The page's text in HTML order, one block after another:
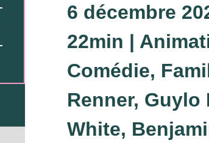
6 décembre
22min |
Comédie,
Renner, Guylo
White,